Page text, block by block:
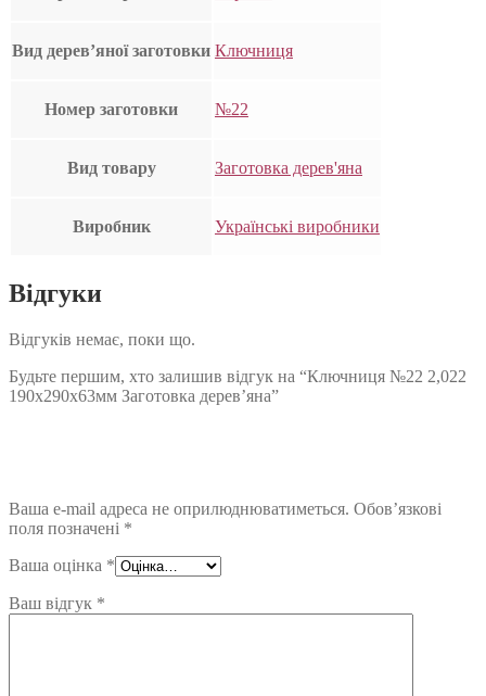
Вид дерев’яної заготовки Ключниця
Номер заготовки №22
Вид товару Заготовка дерев'яна
Виробник Українські виробники
Відгуки
Відгуків немає, поки що.
Будьте першим, хто залишив відгук на “Ключниця №22 2,022
190х290х63мм Заготовка дерев’яна”
Ваша e-mail адреса не оприлюднюватиметься. Обов’язкові
поля позначені *
Ваша оцінка *
Ваш відгук *